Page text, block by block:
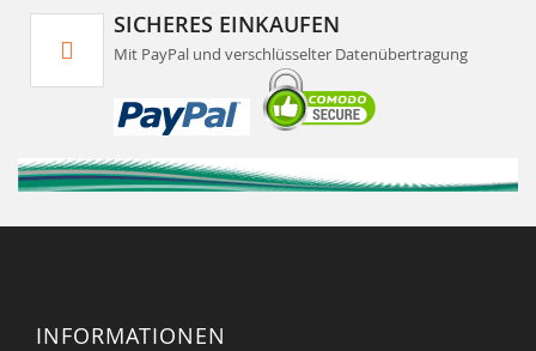
SICHERES EINKAUFEN
Mit PayPal und verschlüsselter Datenübertragung
INFORMATIONEN